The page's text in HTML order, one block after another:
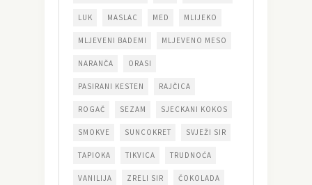
LUK MASLAC MED MLIJEKO
MLJEVENI BADEMI MLJEVENO MESO
NARANČA ORASI
PASIRANI KESTEN RAJČICA
ROGAČ SEZAM SJECKANI KOKOS
SMOKVE SUNCOKRET SVJEŽI SIR
TAPIOKA TIKVICA TRUDNOĆA
VANILIJA ZRELI SIR ČOKOLADA